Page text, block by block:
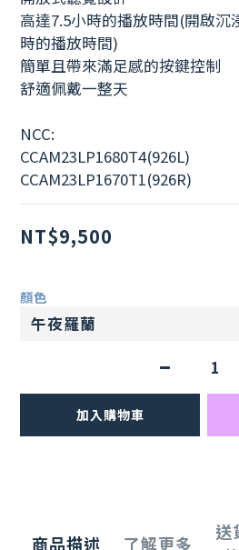
高達7.5小時的播放時間(開啟沉
時的播放時間)
簡單且帶來滿足感的按鍵控制
舒適佩戴一整天
NCC:
CCAM23LP1680T4(926L)
CCAM23LP1670T1(926R)
NT$9,500
顏色
加入購物車
商品描述 了解更多
送